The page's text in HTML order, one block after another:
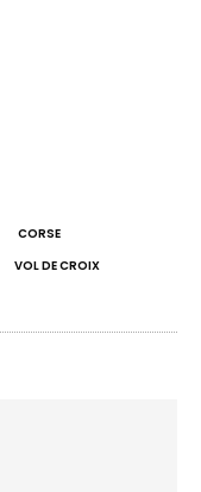
CORSE
VOL DE CROIX